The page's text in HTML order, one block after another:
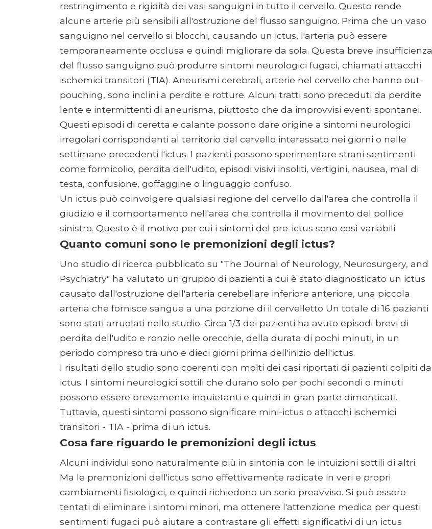
restringimento e rigidità dei vasi sanguigni in tutto il cervello. Questo rende
alcune arterie più sensibili all'ostruzione del flusso sanguigno. Prima che un vaso
sanguigno nel cervello si blocchi, causando un ictus, l'arteria può essere
temporaneamente occlusa e quindi migliorare da sola. Questa breve insufficienza
del flusso sanguigno può produrre sintomi neurologici fugaci, chiamati attacchi
ischemici transitori (TIA). Aneurismi cerebrali, arterie nel cervello che hanno out-
pouching, sono inclini a perdite e rotture. Alcuni tratti sono preceduti da perdite
lente e intermittenti di aneurisma, piuttosto che da improvvisi eventi spontanei.
Questi episodi di ceretta e calante possono dare origine a sintomi neurologici
irregolari corrispondenti al territorio del cervello interessato nei giorni o nelle
settimane precedenti l'ictus. I pazienti possono sperimentare strani sentimenti
come formicolio, perdita dell'udito, episodi visivi insoliti, vertigini, nausea, mal di
testa, confusione, goffaggine o linguaggio confuso.
Un ictus può coinvolgere qualsiasi regione del cervello dall'area che controlla il
giudizio e il comportamento nell'area che controlla il movimento del pollice
sinistro. Questo è il motivo per cui i sintomi del pre-ictus sono così variabili.
Quanto comuni sono le premonizioni degli ictus?
Uno studio di ricerca pubblicato su "The Journal of Neurology, Neurosurgery, and
Psychiatry" ha valutato un gruppo di pazienti a cui è stato diagnosticato un ictus
causato dall'ostruzione dell'arteria cerebellare inferiore anteriore, una piccola
arteria che fornisce sangue a una porzione di il cervelletto Un totale di 16 pazienti
sono stati arruolati nello studio. Circa 1/3 dei pazienti ha avuto episodi brevi di
perdita dell'udito e ronzio nelle orecchie, della durata di pochi minuti, in un
periodo compreso tra uno e dieci giorni prima dell'inizio dell'ictus.
I risultati dello studio sono coerenti con molti dei casi riportati di pazienti colpiti da
ictus. I sintomi neurologici sottili che durano solo per pochi secondi o minuti
possono essere brevemente inquietanti e quindi in gran parte dimenticati.
Tuttavia, questi sintomi possono significare mini-ictus o attacchi ischemici
transitori - TIA - prima di un ictus.
Cosa fare riguardo le premonizioni degli ictus
Alcuni individui sono naturalmente più in sintonia con le intuizioni sottili di altri.
Ma le premonizioni dell'ictus sono effettivamente radicate in veri e propri
cambiamenti fisiologici, e quindi richiedono un serio preavviso. Si può essere
tentati di eliminare i sintomi minori, ma ottenere l'attenzione medica per questi
sentimenti fugaci può aiutare a contrastare gli effetti significativi di un ictus